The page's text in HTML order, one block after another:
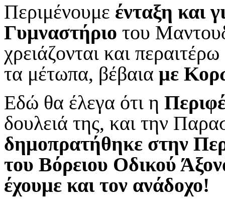
Περιμένουμε ένταξη και
Γυμναστήριο του
χρειάζονται και
τα μέτωπα, βέβαια με
Εδώ θα έλεγα ότι η
δουλειά της, και την
δημοπρατήθηκε στην
του Βόρειου Οδικού
έχουμε και τον ανάδοχο!